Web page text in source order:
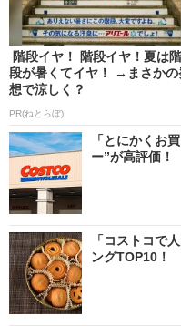
階段イヤ！ 階段イヤ！夏は階
段が暑くてイヤ！ →まさかの
想で涼しく？
PR(ねとらぼ)
「とにかくお
ー”が高評価
「コストコで
ングTOP10！